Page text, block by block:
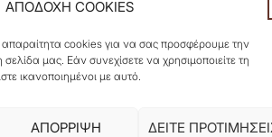
ΑΠΟΔΟΧΗ COOKIES
απαραίτητα cookies για να σας προσφέρουμε την
μας. Εάν συνεχίσετε να χρησιμοποιείτε τη
ικανοποιημένοι με αυτό.
ΑΠΟΡΡΙΨΗ ΔΕΙΤΕ